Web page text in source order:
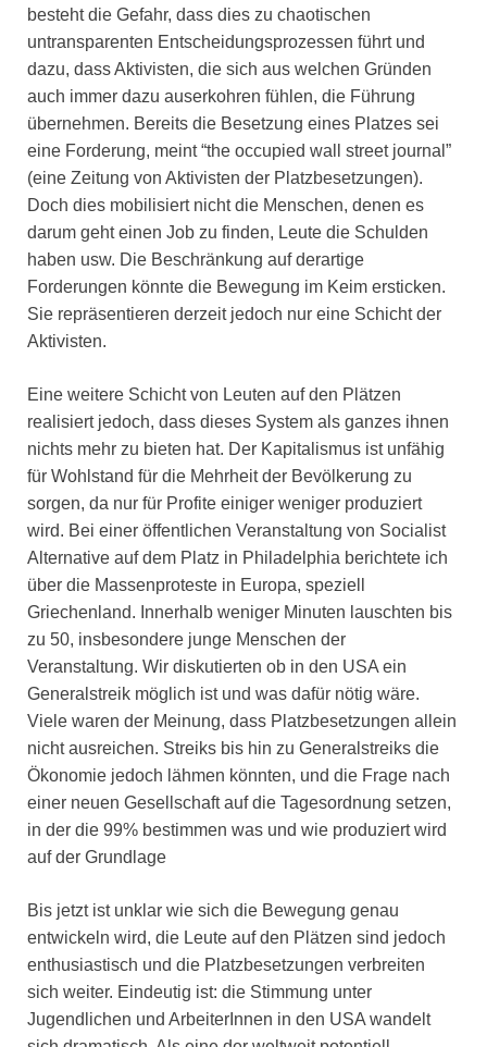
besteht die Gefahr, dass dies zu chaotischen
untransparenten Entscheidungsprozessen führt und
dazu, dass Aktivisten, die sich aus welchen Gründen
auch immer dazu auserkohren fühlen, die Führung
übernehmen. Bereits die Besetzung eines Platzes sei
eine Forderung, meint “the occupied wall street journal”
(eine Zeitung von Aktivisten der Platzbesetzungen).
Doch dies mobilisiert nicht die Menschen, denen es
darum geht einen Job zu finden, Leute die Schulden
haben usw. Die Beschränkung auf derartige
Forderungen könnte die Bewegung im Keim ersticken.
Sie repräsentieren derzeit jedoch nur eine Schicht der
Aktivisten.
Eine weitere Schicht von Leuten auf den Plätzen
realisiert jedoch, dass dieses System als ganzes ihnen
nichts mehr zu bieten hat. Der Kapitalismus ist unfähig
für Wohlstand für die Mehrheit der Bevölkerung zu
sorgen, da nur für Profite einiger weniger produziert
wird. Bei einer öffentlichen Veranstaltung von Socialist
Alternative auf dem Platz in Philadelphia berichtete ich
über die Massenproteste in Europa, speziell
Griechenland. Innerhalb weniger Minuten lauschten bis
zu 50, insbesondere junge Menschen der
Veranstaltung. Wir diskutierten ob in den USA ein
Generalstreik möglich ist und was dafür nötig wäre.
Viele waren der Meinung, dass Platzbesetzungen allein
nicht ausreichen. Streiks bis hin zu Generalstreiks die
Ökonomie jedoch lähmen könnten, und die Frage nach
einer neuen Gesellschaft auf die Tagesordnung setzen,
in der die 99% bestimmen was und wie produziert wird
auf der Grundlage
Bis jetzt ist unklar wie sich die Bewegung genau
entwickeln wird, die Leute auf den Plätzen sind jedoch
enthusiastisch und die Platzbesetzungen verbreiten
sich weiter. Eindeutig ist: die Stimmung unter
Jugendlichen und ArbeiterInnen in den USA wandelt